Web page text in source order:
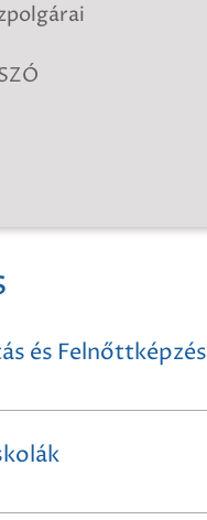
és Felnőttképzés